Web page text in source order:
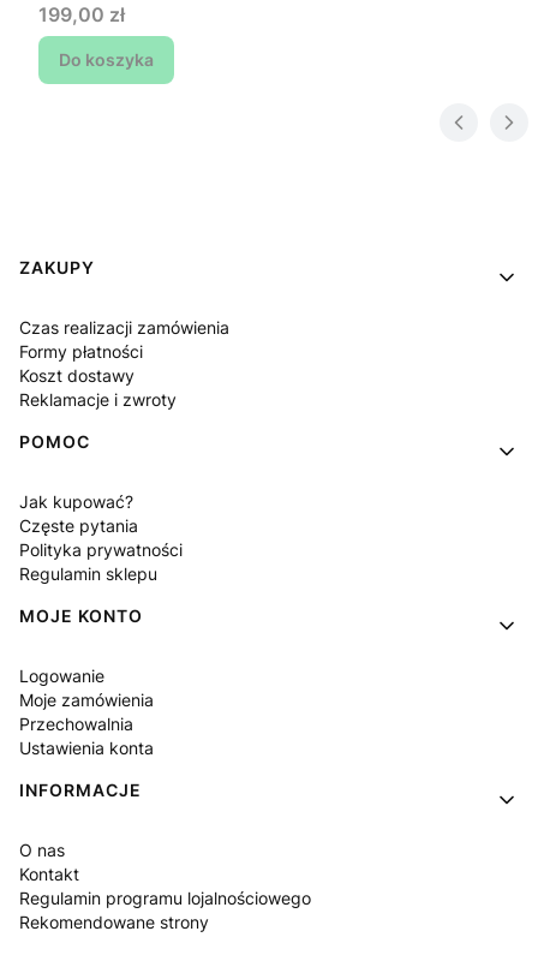
Cena
199,00 zł
Do koszyka
Linki w stopce
ZAKUPY
Czas realizacji zamówienia
Formy płatności
Koszt dostawy
Reklamacje i zwroty
POMOC
Jak kupować?
Częste pytania
Polityka prywatności
Regulamin sklepu
MOJE KONTO
Logowanie
Moje zamówienia
Przechowalnia
Ustawienia konta
INFORMACJE
O nas
Kontakt
Regulamin programu lojalnościowego
Rekomendowane strony